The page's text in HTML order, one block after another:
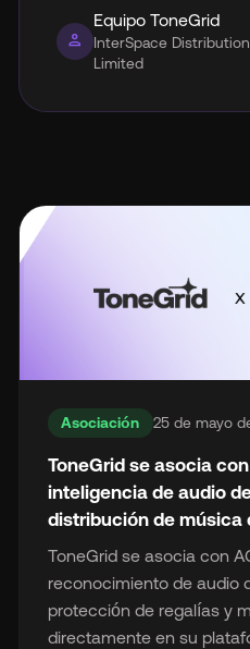
infraestructura, backed
API suite for teams
person
Equipo ToneGrid
InterSpace Distribution
Limited
Asociación 25 de mayo
ToneGrid se asocia
inteligencia de audio
distribución de música
ToneGrid se asocia con
reconocimiento de audio
protección de regalías y
directamente en su